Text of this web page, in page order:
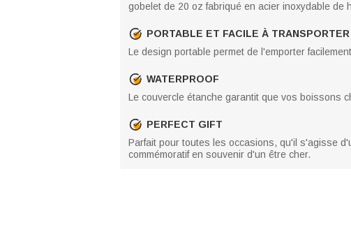
gobelet de 20 oz fabriqué en acier inoxydable de
PORTABLE ET FACILE À TRANSPORTER
Le design portable permet de l'emporter
WATERPROOF
Le couvercle étanche garantit que vos boissons
PERFECT GIFT
Parfait pour toutes les occasions, qu'il s'agisse
commémoratif en souvenir d'un être cher.